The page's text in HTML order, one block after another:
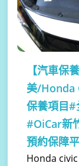
【汽車保
美/Honda
保養項目
#OiCar新
預約保障
Honda civic